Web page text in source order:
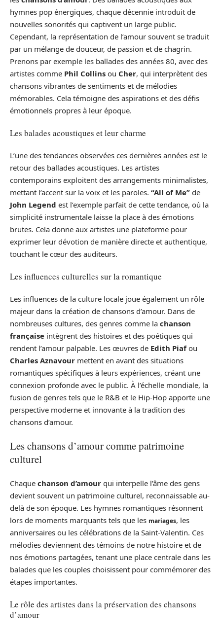
hymnes pop énergiques, chaque décennie introduit de
nouvelles sonorités qui captivent un large public.
Cependant, la représentation de l’amour souvent se traduit
par un mélange de douceur, de passion et de chagrin.
Prenons par exemple les ballades des années 80, avec des
artistes comme Phil Collins ou Cher, qui interprètent des
chansons vibrantes de sentiments et de mélodies
mémorables. Cela témoigne des aspirations et des défis
émotionnels propres à leur époque.
Les balades acoustiques et leur charme
L’une des tendances observées ces dernières années est le
retour des ballades acoustiques. Les artistes
contemporains exploitent des arrangements minimalistes,
mettant l’accent sur la voix et les paroles. “All of Me” de
John Legend est l’exemple parfait de cette tendance, où la
simplicité instrumentale laisse la place à des émotions
brutes. Cela donne aux artistes une plateforme pour
exprimer leur dévotion de manière directe et authentique,
touchant le cœur des auditeurs.
Les influences culturelles sur la romantique
Les influences de la culture locale joue également un rôle
majeur dans la création de chansons d’amour. Dans de
nombreuses cultures, des genres comme la chanson
française intègrent des histoires et des poétiques qui
rendent l’amour palpable. Les œuvres de Edith Piafou
Charles Aznavour mettent en avant des situations
romantiques spécifiques à leurs expériences, créant une
connexion profonde avec le public. À l’échelle mondiale, la
fusion de genres tels que le R&B et le Hip-Hop apporte une
perspective moderne et innovante à la tradition des
chansons d’amour.
Les chansons d’amour comme patrimoine
culturel
Chaque chanson d’amour qui interpelle l’âme des gens
devient souvent un patrimoine culturel, reconnaissable au-
delà de son époque. Les hymnes romantiques résonnent
lors de moments marquants tels que les mariages, les
anniversaires ou les célébrations de la Saint-Valentin. Ces
mélodies deviennent des témoins de notre histoire et de
nos émotions partagées, tenant une place centrale dans les
balades que les couples choisissent pour commémorer des
étapes importantes.
Le rôle des artistes dans la préservation des chansons
d’amour